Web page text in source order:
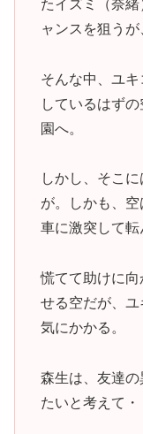
たイズミ（奈
ャンスを狙うが
そんな中、ユ
しているはず
園へ。
しかし、そこ
が。しかも、
車に激突して転
慌てて助けに
せる空だが、
気にかかる。
森生は、友達の
たいと考えて・